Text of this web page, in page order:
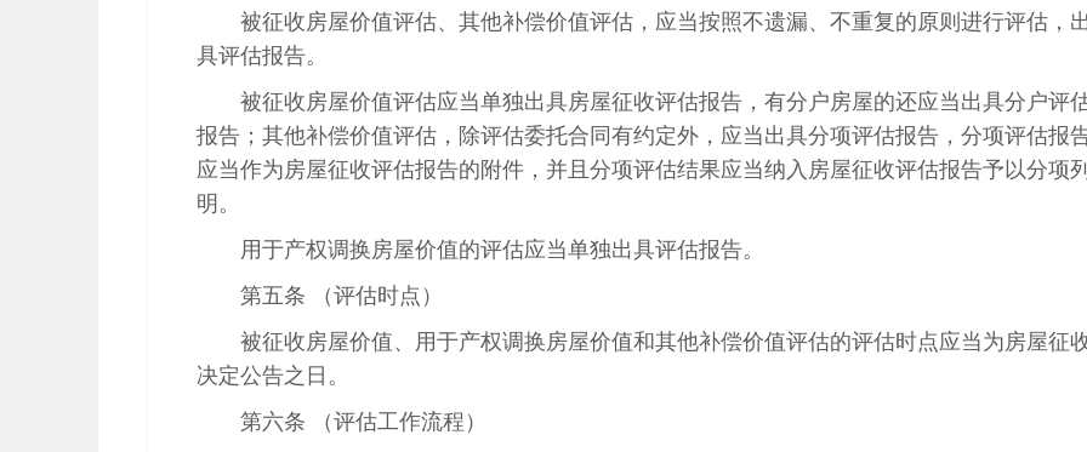
被征收房屋价值评估、其他补偿价值评估，应当按照不遗漏、不重复的原则进行评估，
具评估报告。
被征收房屋价值评估应当单独出具房屋征收评估报告，有分户房屋的还应当出具分户评
报告；其他补偿价值评估，除评估委托合同有约定外，应当出具分项评估报告，分项评估报
应当作为房屋征收评估报告的附件，并且分项评估结果应当纳入房屋征收评估报告予以分项列
明。
用于产权调换房屋价值的评估应当单独出具评估报告。
第五条 （评估时点）
被征收房屋价值、用于产权调换房屋价值和其他补偿价值评估的评估时点应当为房屋征
决定公告之日。
第六条 （评估工作流程）